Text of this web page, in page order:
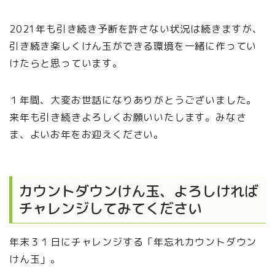
2021年も引き続き予断を許さない状況は続きますが、
引き続き楽しくけん玉ができる環境を一緒に作ってい
けたらと思っています。
１年間、大変お世話になりありがとうございました。
来年も引き続きよろしくお願いいたします。みなさ
ま、よいお年をお迎えください。
カウントダウンけん玉、よろしければ
チャレンジしてみてください
年末３１日にチャレンジする「年忘れカウントダウン
けん玉」。